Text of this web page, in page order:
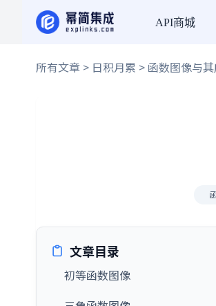
API商城
所有文章 > 日积月累 > 函数图像与
文章目录
初等函数图像